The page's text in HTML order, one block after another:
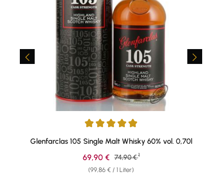
Durchschnittliche Bewertung von 4.9 von 5 Sternen
Glenfarclas 105 Single Malt Whisky 60% vol. 0,70l
(99,86 € / 1 Liter)
Verkaufspreis:
69,90 € Regulärer Preis:
74,90 € 1